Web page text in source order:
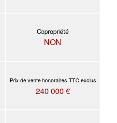
Copropriété
NON
Prix de vente honoraires TTC exclus
240 000 €